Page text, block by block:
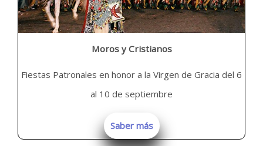
Moros y Cristianos
Fiestas Patronales en honor a la Virgen de Gracia del 6
al 10 de septiembre
Saber más